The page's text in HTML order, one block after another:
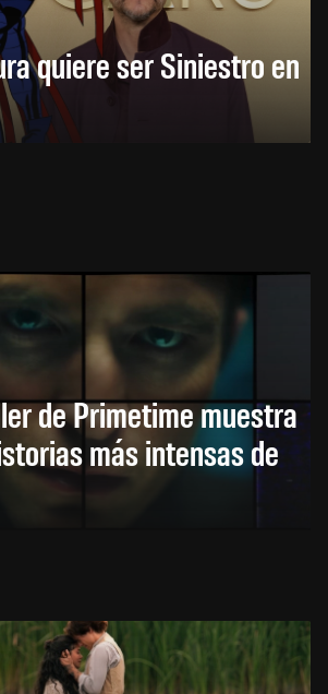
quiere ser Siniestro en
de Primetime muestra
más intensas de